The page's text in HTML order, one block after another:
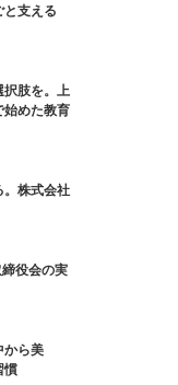
と支える
択肢を。上
始めた教育
。株式会社
役会の実
から美
慣